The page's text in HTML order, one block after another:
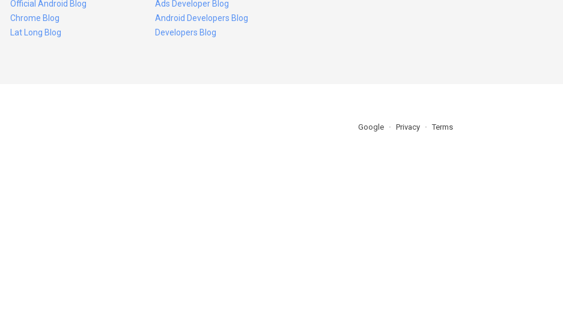
Official Android Blog
Chrome Blog
Lat Long Blog
Ads Developer Blog
Android Developers Blog
Developers Blog
Google Privacy Terms